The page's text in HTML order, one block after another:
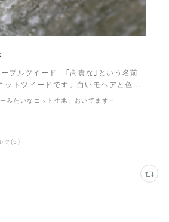
ブルツイード - ｢高貴な｣という名前
ットツイードです。白いモヘアと色…
たいなニット生地、おいてます－
ク (5 )